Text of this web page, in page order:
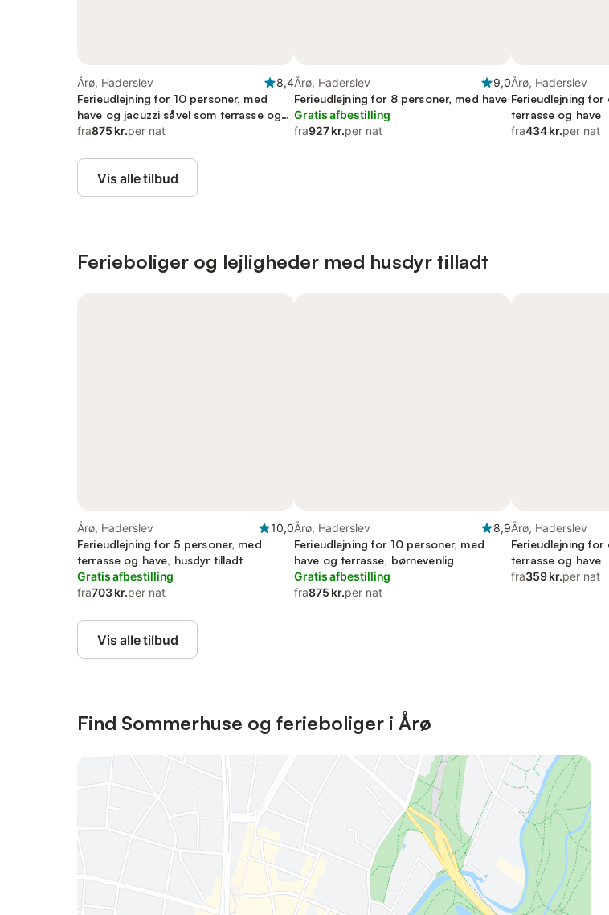
Årø, Haderslev
8,4
Ferieudlejning for 10 personer, med
have og jacuzzi såvel som terrasse og
sauna
fra875 kr.per nat
Årø, Haderslev
9,0
Ferieudlejning for 8 personer, med have
Gratis afbestilling
fra927 kr.per nat
Årø, Haderslev
Ferieudlejning for
terrasse og have
fra434 kr.per nat
Vis alle tilbud
Ferieboliger og lejligheder med husdyr tilladt
Årø, Haderslev
10,0
Ferieudlejning for 5 personer, med
terrasse og have, husdyr tilladt
Gratis afbestilling
fra703 kr.per nat
Årø, Haderslev
8,9
Ferieudlejning for 10 personer, med
have og terrasse, børnevenlig
Gratis afbestilling
fra875 kr.per nat
Årø, Haderslev
Ferieudlejning for
terrasse og have
fra359 kr.per nat
Vis alle tilbud
Find Sommerhuse og ferieboliger i Årø